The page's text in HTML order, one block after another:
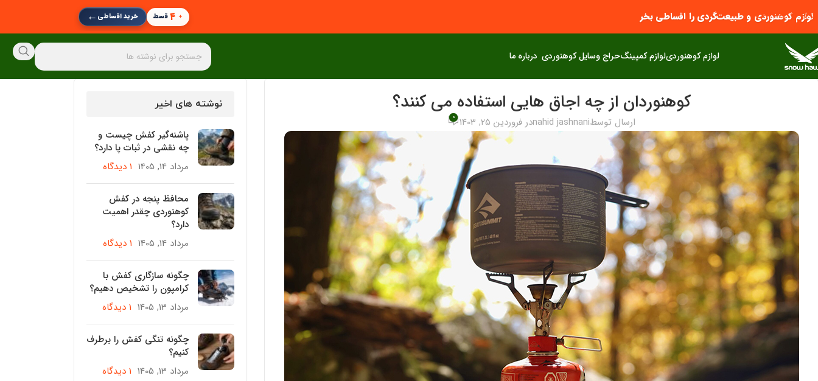
پرش به پیمایش
لوازم کوهنوردی و طبیعت‌گردی را اقساطی بخر ۴قسط خرید اقساطی ←
لوازم کوهنوردیلوازم کمپینگحراج وسایل کوهنوردی درباره ما
کوهنوردان از چه اجاق هایی استفاده می کنند؟
ارسال توسطnahid jashnaniدر فروردین 25, 1403 0
نوشته های اخیر
پاشنه‌گیر کفش چیست و
چه نقشی در ثبات پا دارد؟
مرداد 14, 1405
۱ دیدگاه
محافظ پنجه در کفش
کوهنوردی چقدر اهمیت
دارد؟
مرداد 14, 1405
۱ دیدگاه
چگونه سازگاری کفش با
کرامپون را تشخیص دهیم؟
مرداد 13, 1405
۱ دیدگاه
چگونه تنگی کفش را برطرف
کنیم؟
مرداد 13, 1405
۱ دیدگاه